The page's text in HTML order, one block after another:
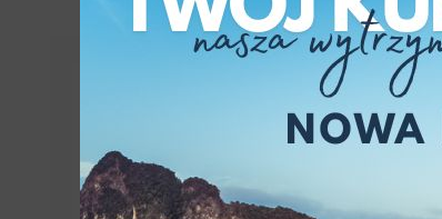
POWRÓT